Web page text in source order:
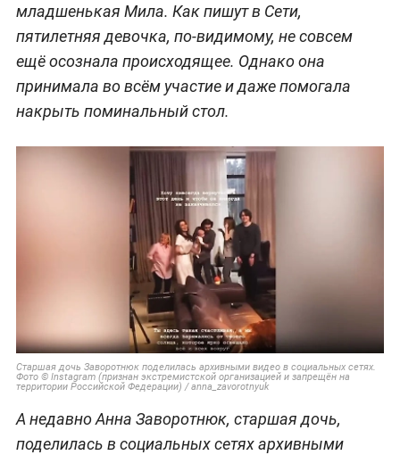
младшенькая Мила. Как пишут в Сети,
пятилетняя девочка, по-видимому, не совсем
ещё осознала происходящее. Однако она
принимала во всём участие и даже помогала
накрыть поминальный стол.
Старшая дочь Заворотнюк поделилась архивными видео в социальных сетях.
Фото © Instagram (признан экстремистской организацией и запрещён на
территории Российской Федерации) / anna_zavorotnyuk
А недавно Анна Заворотнюк, старшая дочь,
поделилась в социальных сетях архивными